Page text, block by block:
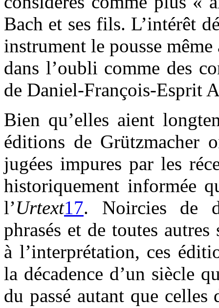
Bach et ses fils. L’intérêt
instrument le pousse
dans l’oubli comme des
de Daniel-François-Esprit
Bien qu’elles aient
éditions de Grützmacher
jugées impures par les
historiquement informée
l’Urtext17. Noircies de
phrasés et de toutes
à l’interprétation, ces
la décadence d’un siècle
du passé autant que celles